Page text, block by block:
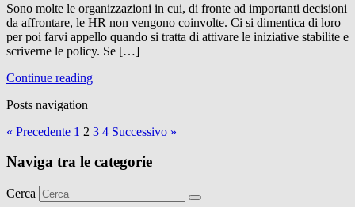
Sono molte le organizzazioni in cui, di fronte ad importanti decisioni
da affrontare, le HR non vengono coinvolte. Ci si dimentica di loro
per poi farvi appello quando si tratta di attivare le iniziative stabilite e
scriverne le policy. Se […]
Continue reading
Posts navigation
« Precedente 1 2 3 4 Successivo »
Naviga tra le categorie
Cerca